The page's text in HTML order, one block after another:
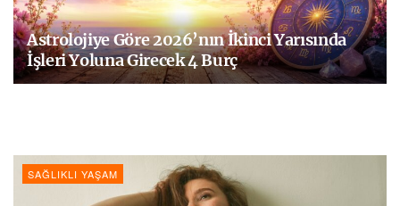
Astrolojiye Göre 2026’nın İkinci Yarısında
İşleri Yoluna Girecek 4 Burç
SAĞLIKLI YAŞAM